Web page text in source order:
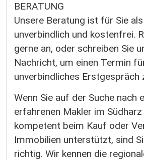
BERATUNG
Unsere Beratung ist für Sie
unverbindlich und kostenfrei.
gerne an, oder schreiben Sie
Nachricht, um einen Termin
unverbindliches Erstgespräch
Wenn Sie auf der Suche nach
erfahrenen Makler im
kompetent beim Kauf oder
Immobilien unterstützt, sind
richtig. Wir kennen die